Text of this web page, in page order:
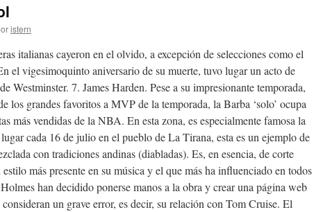
istern
italianas cayeron en el olvido, a excepción de selecciones como el
el vigesimoquinto aniversario de su muerte, tuvo lugar un acto de
Westminster. 7. James Harden. Pese a su impresionante temporada,
los grandes favoritos a MVP de la temporada, la Barba ‘solo’ ocupa
más vendidas de la NBA. En esta zona, es especialmente famosa la
cada 16 de julio en el pueblo de La Tirana, esta es un ejemplo de
con tradiciones andinas (diabladas). Es, en esencia, de corte
más presente en su música y el que más ha influenciado en todos
han decidido ponerse manos a la obra y crear una página web
un grave error, es decir, su relación con Tom Cruise. El